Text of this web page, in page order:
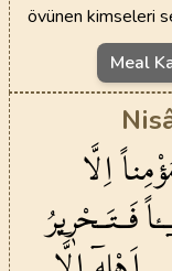
övünen kimseleri
Meal
اِلَّا
فَـتَـحْر۪يرُ